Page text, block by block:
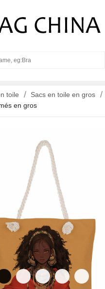
toile Sacs en toile en gros
en gros